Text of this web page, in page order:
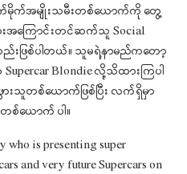
က်မိုက်အမျိုးသမီးတစ်ယောက်ကို တွေ့
ားအကြောင်းတင်ဆက်သူ Social
းဖြစ်ပါတယ်။ သူမရဲ့နာမည်ကတော့
Supercar Blondie လို့သိထားကြပါ
ားသူတစ်ယောက်ဖြစ်ပြီး လက်ရှိမှာ
စ်ယောက် ပါ။
who is presenting super
and very future Supercars on